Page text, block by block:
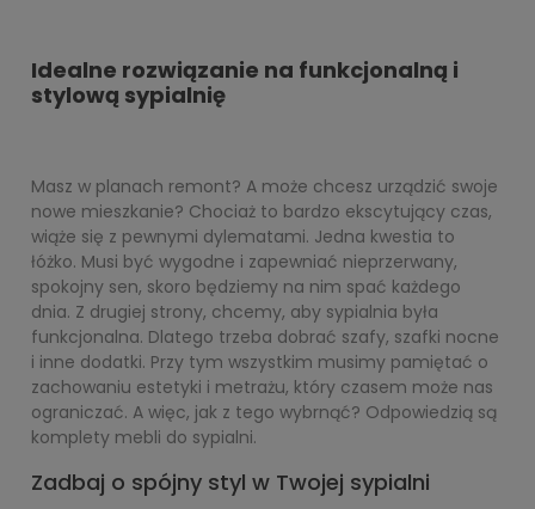
Idealne rozwiązanie na funkcjonalną i
stylową sypialnię
Masz w planach remont? A może chcesz urządzić swoje
nowe mieszkanie? Chociaż to bardzo ekscytujący czas,
wiąże się z pewnymi dylematami. Jedna kwestia to
łóżko. Musi być wygodne i zapewniać nieprzerwany,
spokojny sen, skoro będziemy na nim spać każdego
dnia. Z drugiej strony, chcemy, aby sypialnia była
funkcjonalna. Dlatego trzeba dobrać szafy, szafki nocne
i inne dodatki. Przy tym wszystkim musimy pamiętać o
zachowaniu estetyki i metrażu, który czasem może nas
ograniczać. A więc, jak z tego wybrnąć? Odpowiedzią są
komplety mebli do sypialni.
Zadbaj o spójny styl w Twojej sypialni